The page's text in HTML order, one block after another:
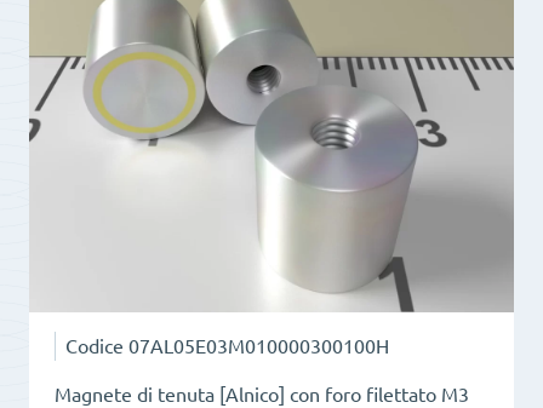
neodimio
con
foro
filettato
Codice 07AL05E03M010000300100H
Magnete di tenuta [Alnico] con foro filettato M3